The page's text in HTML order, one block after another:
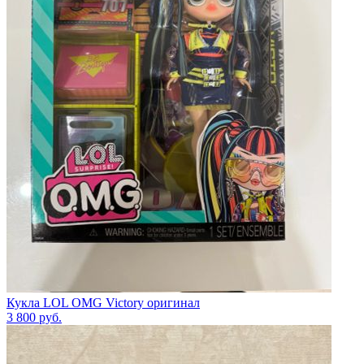
Кукла LOL OMG Victory оригинал
3 800 руб.